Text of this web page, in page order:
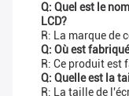
Q: Quel est le
LCD?
R: La marque de
Q: Où est
R: Ce produit est
Q: Quelle est la
R: La taille de